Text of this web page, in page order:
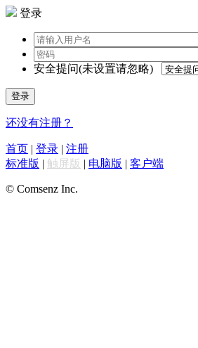
登录
安全提问(未设置请忽略)
登录
还没有注册？
首页 | 登录 | 注册
标准版 | 触屏版 | 电脑版 | 客户端
© Comsenz Inc.